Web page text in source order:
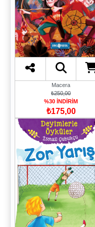
Macera
₺250,00
%30 İNDİRİM
₺175,00